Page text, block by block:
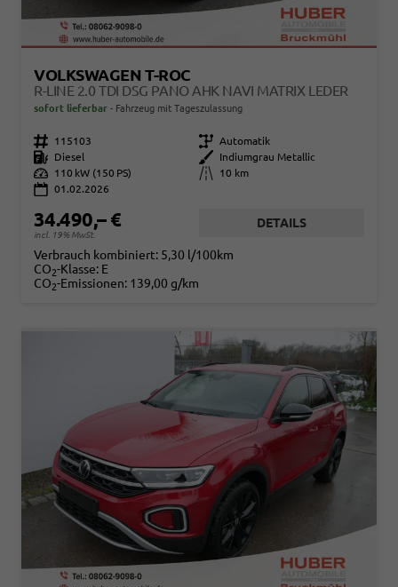
VOLKSWAGEN T-ROC
R-LINE 2.0 TDI DSG PANO AHK NAVI MATRIX LEDER
sofort lieferbar Fahrzeug mit Tageszulassung
Fahrzeugnr. 115103 Getriebe Automatik
Kraftstoff
Diesel Außenfarbe
Indiumgrau Metallic
Leistung
110 kW (150 PS) Kilometerstand
10 km
01.02.2026
34.490,– €
incl. 19% MwSt.
DETAILS
Verbrauch kombiniert: 5,30 l/100km
CO2-Klasse: E
CO2-Emissionen: 139,00 g/km